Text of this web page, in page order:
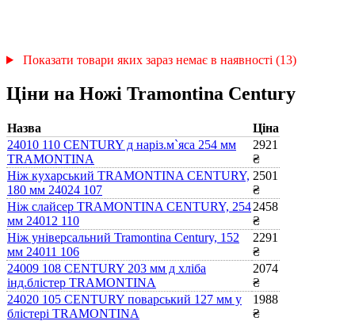
Показати товари яких зараз немає в наявності (13)
Ціни на Ножі Tramontina Century
Назва
Ціна
24010 110 CENTURY д наріз.м`яса 254 мм
TRAMONTINA
2921
₴
Ніж кухарський TRAMONTINA CENTURY,
180 мм 24024 107
2501
₴
Ніж слайсер TRAMONTINA CENTURY, 254
мм 24012 110
2458
₴
Ніж універсальний Tramontina Century, 152
мм 24011 106
2291
₴
24009 108 CENTURY 203 мм д хліба
інд.блістер TRAMONTINA
2074
₴
24020 105 CENTURY поварський 127 мм у
блістері TRAMONTINA
1988
₴